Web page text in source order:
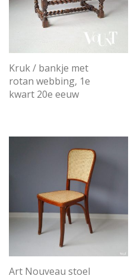
Kruk / bankje met
rotan webbing, 1e
kwart 20e eeuw
Art Nouveau stoel